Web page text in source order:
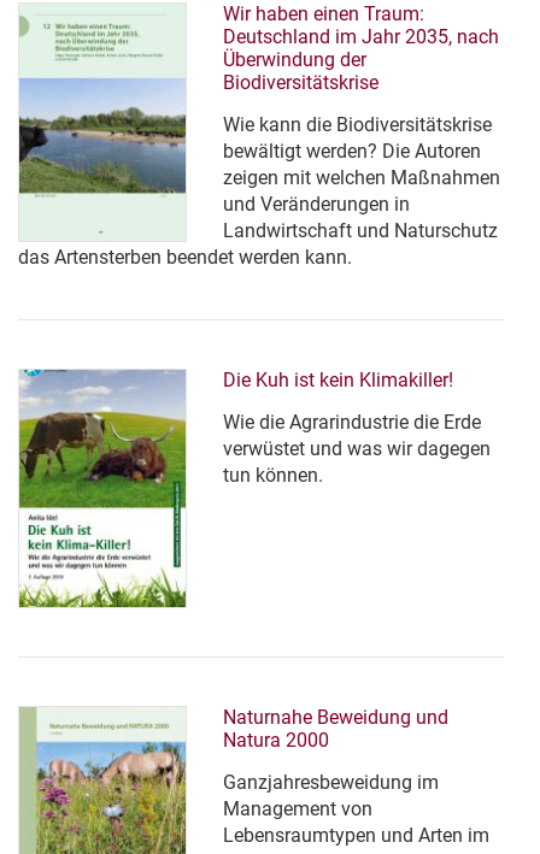
Wir haben einen Traum:
Deutschland im Jahr 2035, nach
Überwindung der
Biodiversitätskrise
Wie kann die Biodiversitätskrise
bewältigt werden? Die Autoren
zeigen mit welchen Maßnahmen
und Veränderungen in
Landwirtschaft und Naturschutz
das Artensterben beendet werden kann.
Die Kuh ist kein Klimakiller!
Wie die Agrarindustrie die Erde
verwüstet und was wir dagegen
tun können.
Naturnahe Beweidung und
Natura 2000
Ganzjahresbeweidung im
Management von
Lebensraumtypen und Arten im